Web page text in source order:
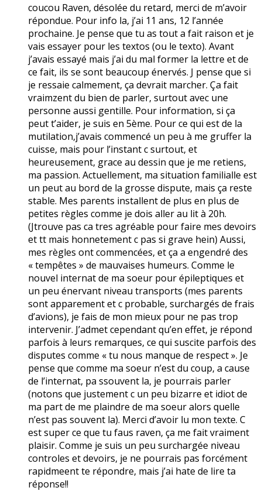
coucou Raven, désolée du retard, merci de m’avoir
répondue. Pour info la, j’ai 11 ans, 12 l’année
prochaine. Je pense que tu as tout a fait raison et je
vais essayer pour les textos (ou le texto). Avant
j’avais essayé mais j’ai du mal former la lettre et de
ce fait, ils se sont beaucoup énervés. J pense que si
je ressaie calmement, ça devrait marcher. Ça fait
vraimzent du bien de parler, surtout avec une
personne aussi gentille. Pour information, si ça
peut t’aider, je suis en 5ème. Pour ce qui est de la
mutilation,j’avais commencé un peu à me gruffer la
cuisse, mais pour l’instant c surtout, et
heureusement, grace au dessin que je me retiens,
ma passion. Actuellement, ma situation familialle est
un peut au bord de la grosse dispute, mais ça reste
stable. Mes parents installent de plus en plus de
petites règles comme je dois aller au lit à 20h.
(Jtrouve pas ca tres agréable pour faire mes devoirs
et tt mais honnetement c pas si grave hein) Aussi,
mes règles ont commencées, et ça a engendré des
« tempêtes » de mauvaises humeurs. Comme le
nouvel internat de ma soeur pour épileptiques et
un peu énervant niveau transports (mes parents
sont apparement et c probable, surchargés de frais
d’avions), je fais de mon mieux pour ne pas trop
intervenir. J’admet cependant qu’en effet, je répond
parfois à leurs remarques, ce qui suscite parfois des
disputes comme « tu nous manque de respect ». Je
pense que comme ma soeur n’est du coup, a cause
de l’internat, pa ssouvent la, je pourrais parler
(notons que justement c un peu bizarre et idiot de
ma part de me plaindre de ma soeur alors quelle
n’est pas souvent la). Merci d’avoir lu mon texte. C
est super ce que tu faus raven, ça me fait vraiment
plaisir. Comme je suis un peu surchargée niveau
controles et devoirs, je ne pourrais pas forcément
rapidmeent te répondre, mais j’ai hate de lire ta
réponse!!